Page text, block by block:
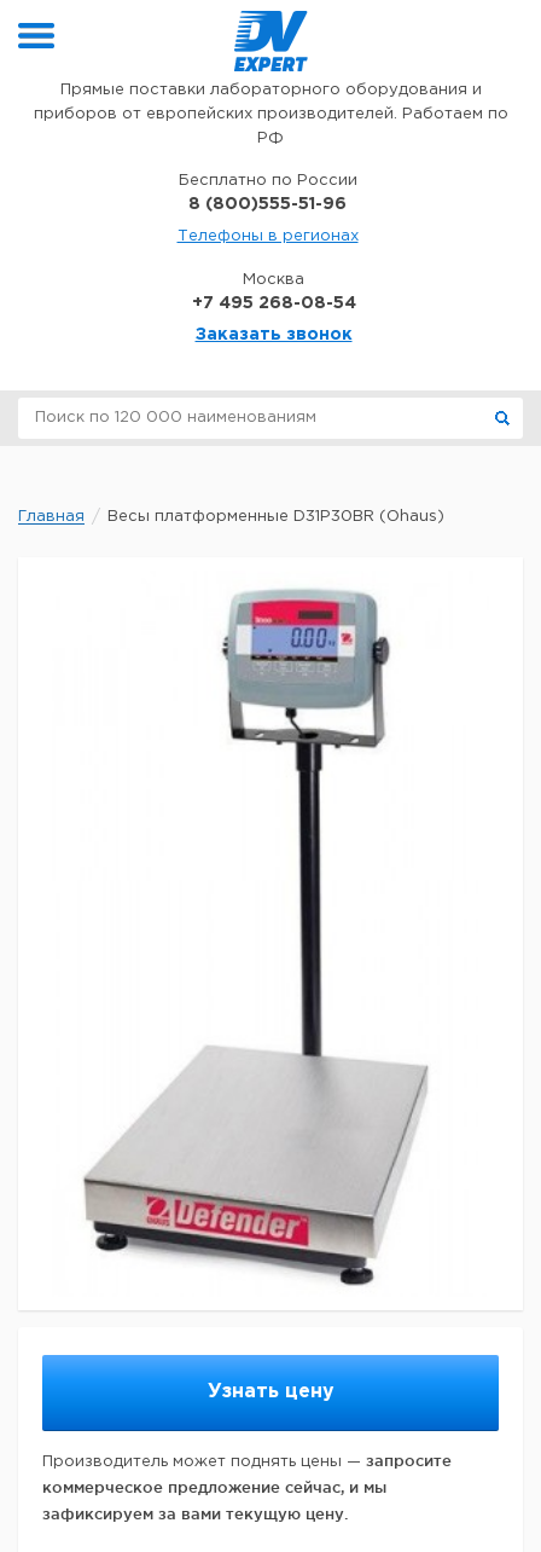
Прямые поставки лабораторного оборудования и
приборов от европейских производителей. Работаем по
РФ
Бесплатно по России
8 (800)555-51-96
Телефоны в регионах
Москва
+7 495 268-08-54
Заказать звонок
Главная Весы платформенные D31P30BR (Ohaus)
Узнать цену
Производитель может поднять цены — запросите
коммерческое предложение сейчас, и мы
зафиксируем за вами текущую цену.